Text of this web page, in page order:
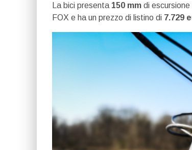
La bici presenta 150 mm di
FOX e ha un prezzo di listino di 7.729